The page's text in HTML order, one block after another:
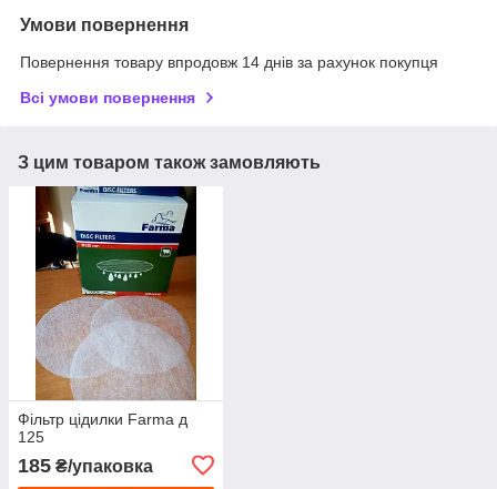
Умови повернення
Повернення товару впродовж 14 днів за рахунок покупця
Всі умови повернення
З цим товаром також замовляють
Фільтр цідилки Farma д
125
185 ₴/упаковка